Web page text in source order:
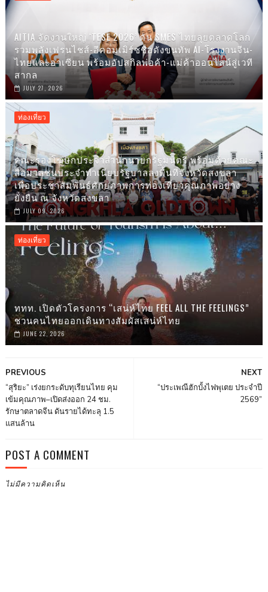
AITIA จัดงานใหญ่ ‘TESE 2026’ ดัน SMES ไทยลุยตลาดโลก
รวมพลังเฟรนไชส์-อีคอมเมิร์ซชื่อดังขนทัพ AI-โรงงานจีน-
ไทยและอาเซียน พร้อมอัปสกิลพ่อค้า-แม่ค้าออนไลน์สู่เวที
สากล
JULY 27, 2026
ท่องเที่ยว
คณะรองโฆษกประจำสำนักนายกรัฐมนตรี พร้อมด้วยคณะ
สื่อมวลชนประจำทำเนียบรัฐบาลลงพื้นที่จังหวัดสงขลา
เพื่อประชาสัมพันธ์ศักยภาพการท่องเที่ยวคุณภาพอย่าง
ยั่งยืน ณ จังหวัดสงขลา
JULY 09, 2026
ท่องเที่ยว
ททท. เปิดตัวโครงการ “เสน่ห์ไทย FEEL ALL THE FEELINGS”
ชวนคนไทยออกเดินทางสัมผัสเสน่ห์ไทย
JUNE 22, 2026
NEXT
“ประเพณีฮักบั้งไฟพุเตย ประจำปี
2569”
PREVIOUS
“สุริยะ” เร่งยกระดับทุเรียนไทย คุม
เข้มคุณภาพ–เปิดส่งออก 24 ชม.
รักษาตลาดจีน ดันรายได้ทะลุ 1.5
แสนล้าน
POST A COMMENT
ไม่มีความคิดเห็น